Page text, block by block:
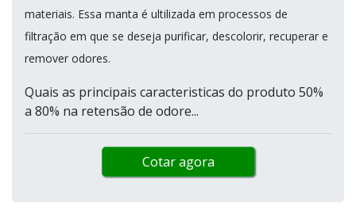
materiais. Essa manta é ultilizada em processos de
filtração em que se deseja purificar, descolorir, recuperar e
remover odores.
Quais as principais caracteristicas do produto 50%
a 80% na retensão de odore...
Cotar agora